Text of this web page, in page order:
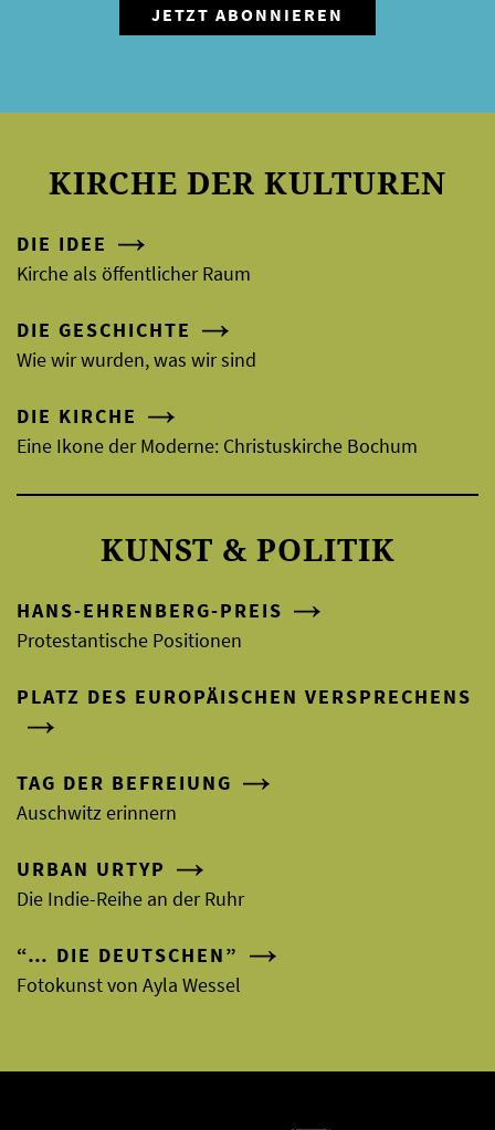
KIRCHE DER KULTUREN
DIE IDEE
Kirche als öffentlicher Raum
DIE GESCHICHTE
Wie wir wurden, was wir sind
DIE KIRCHE
Eine Ikone der Moderne: Christuskirche Bochum
KUNST & POLITIK
HANS-EHRENBERG-PREIS
Protestantische Positionen
PLATZ DES EUROPÄISCHEN VERSPRECHENS
TAG DER BEFREIUNG
Auschwitz erinnern
URBAN URTYP
Die Indie-Reihe an der Ruhr
“… DIE DEUTSCHEN”
Fotokunst von Ayla Wessel